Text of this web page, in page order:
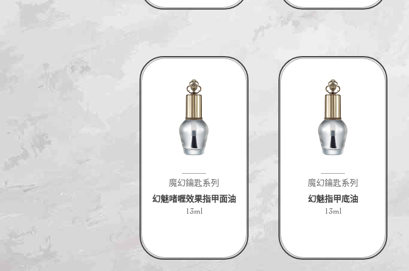
魔幻鑰匙系列
幻魅啫喱效果指甲面油
13ml
魔幻鑰匙系列
幻魅指甲底油
13ml